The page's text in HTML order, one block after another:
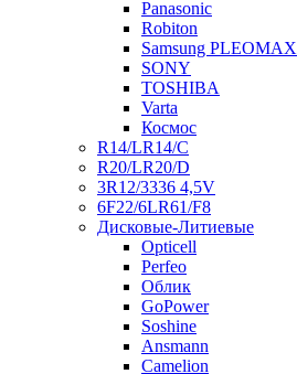
Panasonic
Robiton
Samsung PLEOMAX
SONY
TOSHIBA
Varta
Космос
R14/LR14/C
R20/LR20/D
3R12/3336 4,5V
6F22/6LR61/F8
Дисковые-Литиевые
Opticell
Perfeo
Облик
GoPower
Soshine
Ansmann
Camelion